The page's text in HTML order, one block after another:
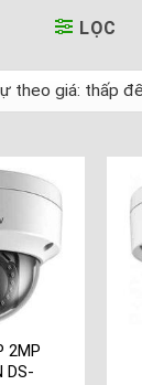
LỌC
2MP
DS-